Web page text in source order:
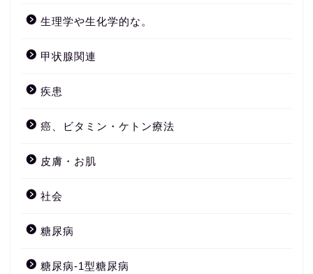
生理学や生化学的な。
甲状腺関連
疾患
癌、ビタミン・ケトン療法
皮膚・お肌
社会
糖尿病
糖尿病-1型糖尿病